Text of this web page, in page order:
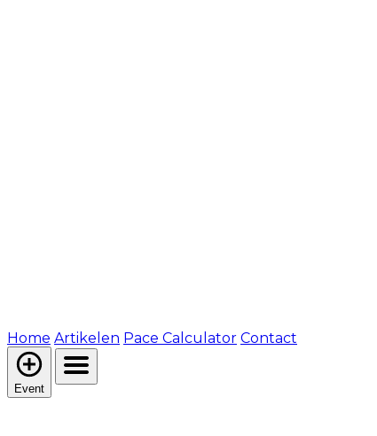
Home Artikelen Pace Calculator Contact
Event